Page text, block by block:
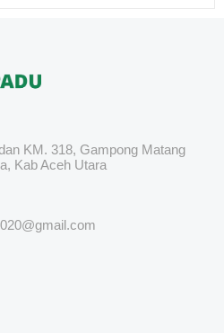
KM. 318, Gampong Matang
Kab Aceh Utara